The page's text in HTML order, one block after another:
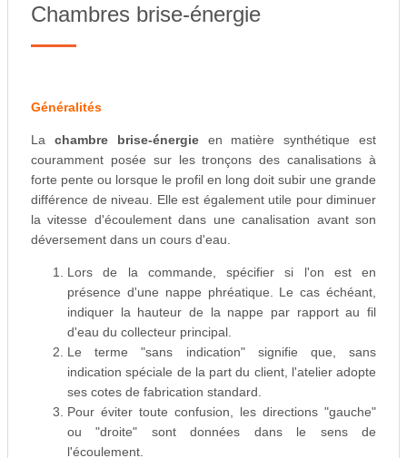
Chambres brise-énergie
Généralités
La chambre brise-énergieen matière synthétique est
couramment posée sur les tronçons des canalisations à
forte pente ou lorsque le profil en long doit subir une grande
différence de niveau. Elle est également utile pour diminuer
la vitesse d'écoulement dans une canalisation avant son
déversement dans un cours d'eau.
Lors de la commande, spécifier si l'on est en
présence d'une nappe phréatique. Le cas échéant,
indiquer la hauteur de la nappe par rapport au fil
d'eau du collecteur principal.
Le terme "sans indication" signifie que, sans
indication spéciale de la part du client, l'atelier adopte
ses cotes de fabrication standard.
Pour éviter toute confusion, les directions "gauche"
ou "droite" sont données dans le sens de
l'écoulement.